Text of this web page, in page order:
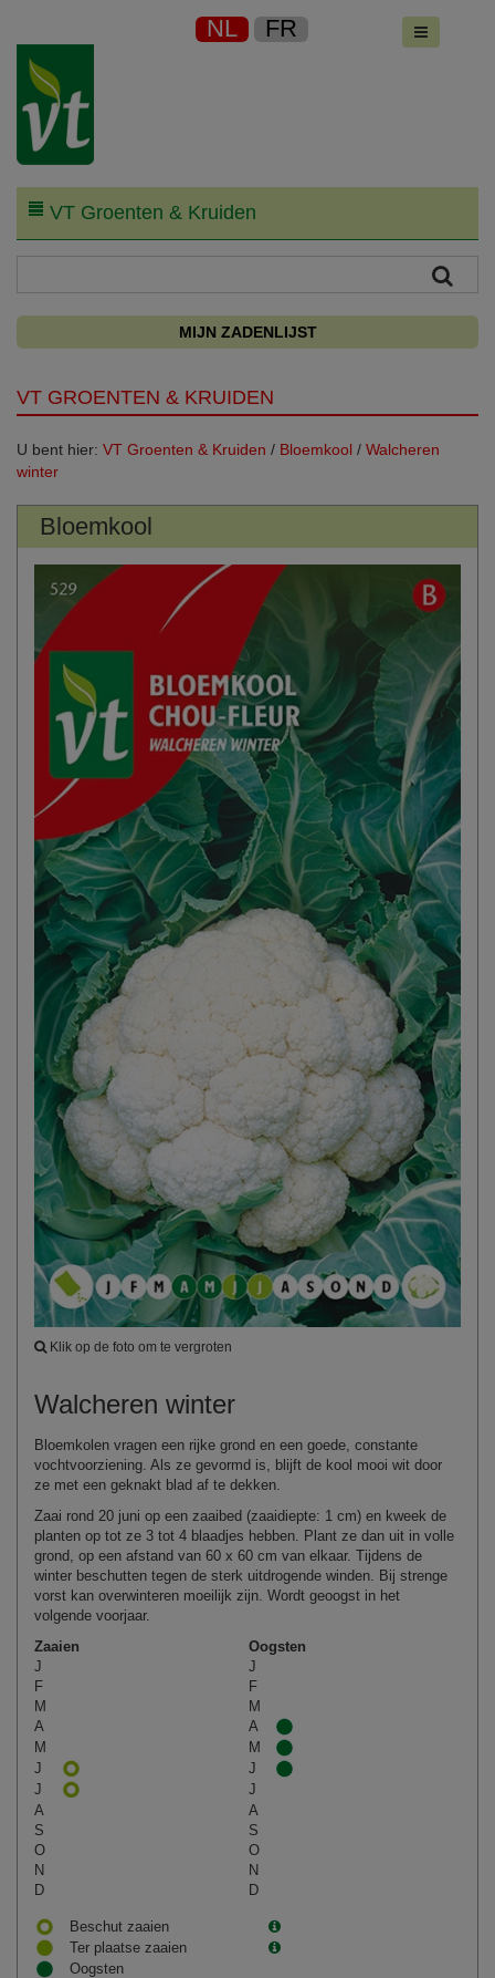
NL FR
VT Groenten & Kruiden
MIJN ZADENLIJST
VT GROENTEN & KRUIDEN
U bent hier: VT Groenten & Kruiden / Bloemkool / Walcheren
winter
Bloemkool
Klik op de foto om te vergroten
Walcheren winter
Bloemkolen vragen een rijke grond en een goede, constante
vochtvoorziening. Als ze gevormd is, blijft de kool mooi wit door
ze met een geknakt blad af te dekken.
Zaai rond 20 juni op een zaaibed (zaaidiepte: 1 cm) en kweek de
planten op tot ze 3 tot 4 blaadjes hebben. Plant ze dan uit in volle
grond, op een afstand van 60 x 60 cm van elkaar. Tijdens de
winter beschutten tegen de sterk uitdrogende winden. Bij strenge
vorst kan overwinteren moeilijk zijn. Wordt geoogst in het
volgende voorjaar.
Zaaien
Oogsten
J
J
F
F
M
M
A
A
M
M
J
J
J
J
A
A
S
S
O
O
N
N
D
D
Beschut zaaien
Ter plaatse zaaien
Oogsten